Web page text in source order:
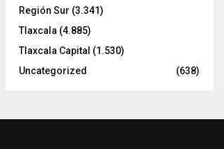
Región Sur (3.341)
Tlaxcala (4.885)
Tlaxcala Capital (1.530)
Uncategorized
(638)